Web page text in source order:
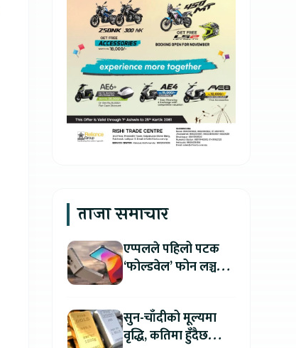
ताजा समाचार
एप्पलले पहिलो पटक
‘फोल्डवेल’ फोन लञ्च
सुन-चाँदीको मूल्यमा
वृद्धि, कतिमा हुँदैछ